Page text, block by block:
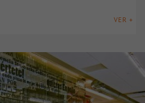
VER +